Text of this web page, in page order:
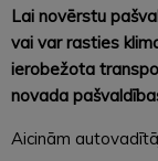
Lai novērstu
vai var rasties
ierobežota
novada
Aicinām